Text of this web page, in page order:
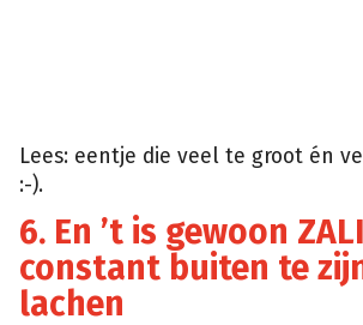
Lees: eentje die veel te groot én
:-).
6. En ’t is gewoon
constant buiten te
lachen